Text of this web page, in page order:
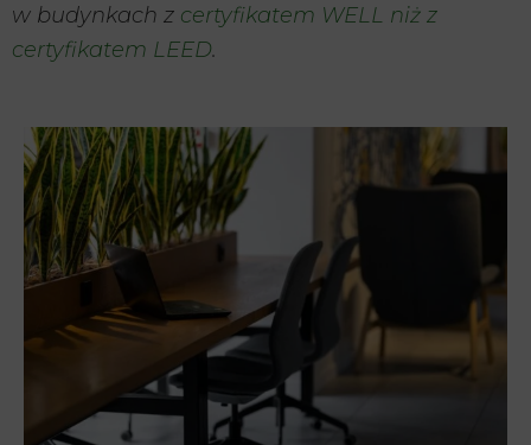
w budynkach z certyfikatem WELL niż z
certyfikatem LEED.